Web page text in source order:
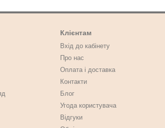
Клієнтам
Вхід до кабінету
Про нас
Оплата і доставка
Контакти
Блог
Угода користувача
Відгуки